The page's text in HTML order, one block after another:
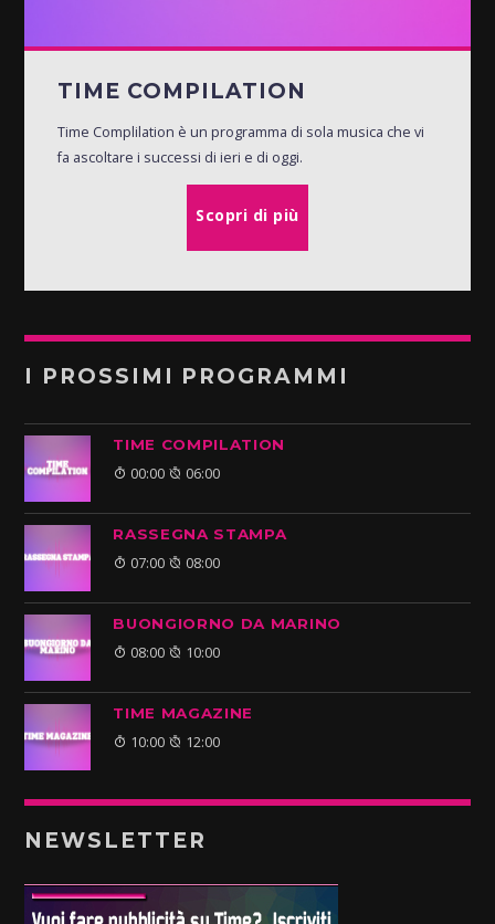
TIME COMPILATION
Time Complilation è un programma di sola musica che vi
fa ascoltare i successi di ieri e di oggi.
Scopri di più
I PROSSIMI PROGRAMMI
TIME COMPILATION
00:00 06:00
RASSEGNA STAMPA
07:00 08:00
BUONGIORNO DA MARINO
08:00 10:00
TIME MAGAZINE
10:00 12:00
NEWSLETTER